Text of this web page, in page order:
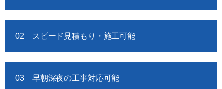
02 スピード見積もり・施工可能
03 早朝深夜の工事対応可能